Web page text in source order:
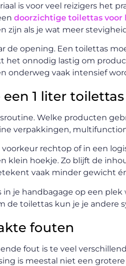
is voor veel reizigers het
doorzichtige toilettas voor
zijn als je wat meer
de opening. Een toilettas
het onnodig lastig om
onderweg vaak intensief
een 1 liter
Welke producten
verpakkingen,
rechtop of in een
klein hoekje. Zo blijft de
vaak minder gewicht
in je handbagage op een
de toilettas kun je je andere
fouten
fout is te veel
is meestal niet een